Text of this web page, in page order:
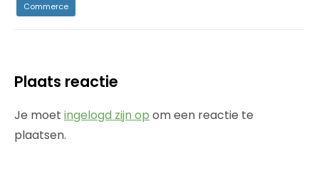
Commerce
Plaats reactie
Je moet ingelogd zijn op om een reactie te
plaatsen.